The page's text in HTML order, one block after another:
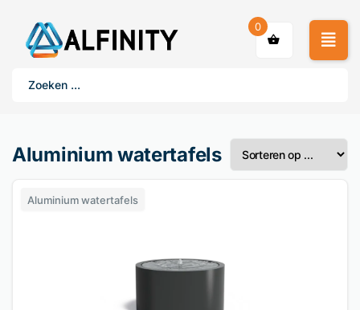
0
Aluminium watertafels
Aluminium watertafels